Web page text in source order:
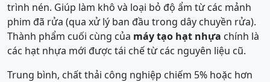
trình nén. Giúp làm khô và loại bỏ độ ẩm từ các mảnh
phim đã rửa (qua xử lý ban đầu trong dây chuyền rửa).
Thành phẩm cuối cùng của máy tạo hạt nhựa chính là
các hạt nhựa mới được tái chế từ các nguyên liệu cũ.
Trung bình, chất thải công nghiệp chiếm 5% hoặc hơn